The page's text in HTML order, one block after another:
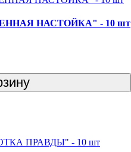
НАСТОЙКА" - 10 шт